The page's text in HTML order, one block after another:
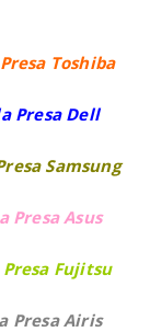
Toshiba
Presa Dell
Samsung
Presa Asus
Fujitsu
Presa Airis